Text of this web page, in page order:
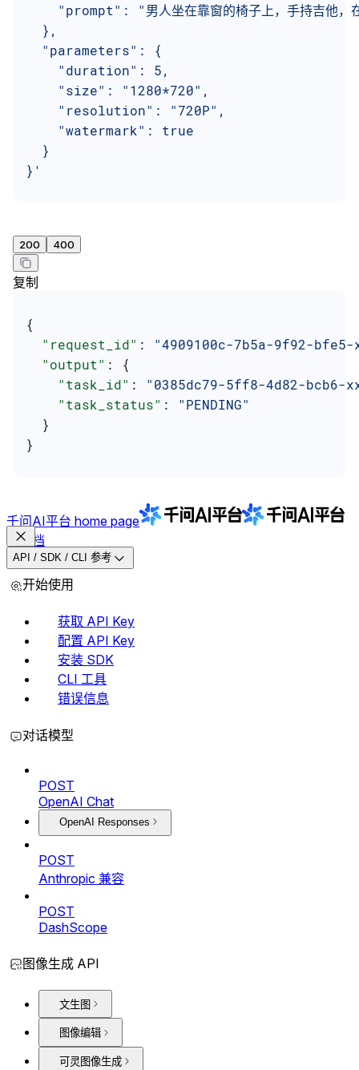
"prompt": "男人坐在靠窗的椅子上，手持吉他，
  },
  "parameters": {
    "duration": 5,
    "size": "1280*720",
    "resolution": "720P",
    "watermark": true
  }
}'
200 400
复制
{
  "request_id"
: "4909100c-7b5a-9f92-
  "output"
: {
    "task_id"
: "0385dc79-5ff8-4d82-bcb6-
    "task_status"
: "PENDING"
  }
}
千问AI平台 home page
文档
API / SDK / CLI 参考
开始使用
获取 API Key
配置 API Key
安装 SDK
CLI 工具
错误信息
对话模型
POST
OpenAI Chat
OpenAI Responses
POST
Anthropic 兼容
POST
DashScope
图像生成 API
文生图
图像编辑
可灵图像生成